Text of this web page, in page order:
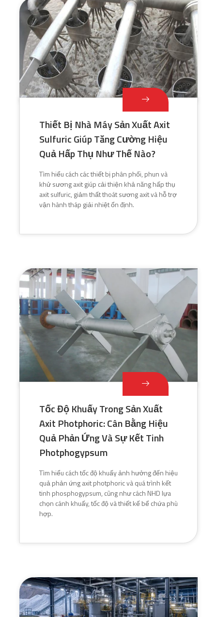
Thiết Bị Nhà Máy Sản Xuất Axit
Sulfuric Giúp Tăng Cường Hiệu
Quả Hấp Thụ Như Thế Nào?
Tìm hiểu cách các thiết bị phân phối, phun và
khử sương axit giúp cải thiện khả năng hấp thụ
axit sulfuric, giảm thất thoát sương axit và hỗ trợ
vận hành tháp giải nhiệt ổn định.
Tốc Độ Khuấy Trong Sản Xuất
Axit Photphoric: Cân Bằng Hiệu
Quả Phản Ứng Và Sự Kết Tinh
Photphogypsum
Tìm hiểu cách tốc độ khuấy ảnh hưởng đến hiệu
quả phản ứng axit photphoric và quá trình kết
tinh phosphogypsum, cũng như cách NHD lựa
chọn cánh khuấy, tốc độ và thiết kế bể chứa phù
hợp.